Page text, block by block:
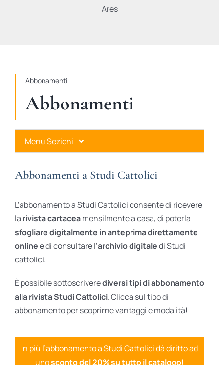
RECENSIONI
Ares
Abbonamenti
Abbonamenti
Menu Sezioni
Ares Gold
Ares Digital
Ares Gift Card
Abbonamenti a Studi Cattolici
L’abbonamento a Studi Cattolici consente di ricevere
la rivista cartaceamensilmente a casa, di poterla
sfogliare digitalmente in anteprima direttamente
onlinee di consultare l’archivio digitaledi Studi
cattolici.
È possibile sottoscriverediversi tipi di abbonamento
alla rivista Studi Cattolici. Clicca sul tipo di
abbonamento per scoprirne vantaggi e modalità!
In più l’abbonamento a Studi Cattolici dà diritto ad
unosconto del 20% su tutto il catalogo!